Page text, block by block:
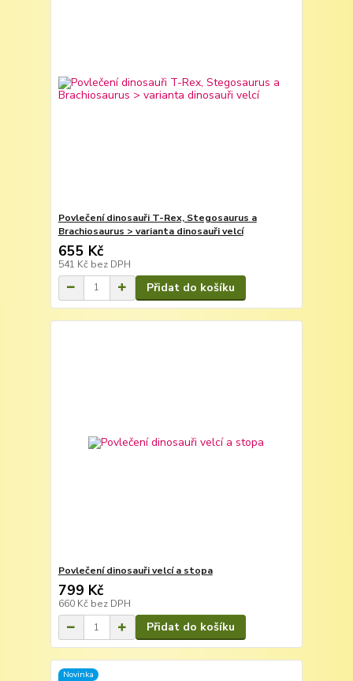
Povlečení dinosauři T-Rex, Stegosaurus a
Brachiosaurus > varianta dinosauři velcí
655 Kč
541 Kč bez DPH
Přidat do košíku
Povlečení dinosauři velcí a stopa
799 Kč
660 Kč bez DPH
Přidat do košíku
Novinka